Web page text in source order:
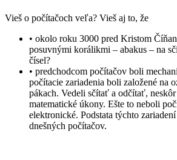
Vieš o počítačoch veľa? Vieš aj to, že
• okolo roku 3000 pred Kristom
posuvnými korálikmi – abakus – na
čísel?
• predchodcom počítačov boli
počítacie zariadenia boli založené na
pákach. Vedeli sčítať a odčítať,
matematické úkony. Ešte to neboli
elektronické. Podstata týchto
dnešných počítačov.